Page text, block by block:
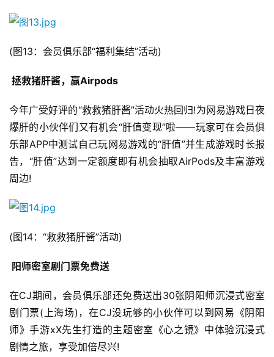
手
机
游
戏
机
游
戏
休
闲
游
戏
0
5
第
十
三
届
(图13：会员俱乐部“福利集结”活动)
拯救猪肝酱，赢Airpods
今年广受好评的“救救猪肝酱”活动火热回归!为网易游戏日夜
爆肝的小伙伴们又有机会“肝值变现”啦——玩家可在会员俱
乐部APP中测试自己玩网易游戏的“肝值”并生成游戏时长报
告，“肝值”达到一定额度即有机会抽取AirPods及丰富游戏
周边!
(图14：“救救猪肝酱”活动)
阳师密室剧门票免费送
在CJ期间，会员俱乐部还免费送出30张阴阳师沉浸式密室
剧门票(上海场)，在CJ没玩够的小伙伴可以到网易《阴阳
师》手游xX先生打造的主题密室《心之镜》中体验沉浸式
剧情之旅，享受加倍尽兴!